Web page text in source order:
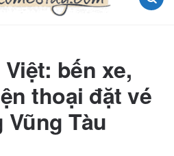
bến xe,
thoại đặt vé
Tàu